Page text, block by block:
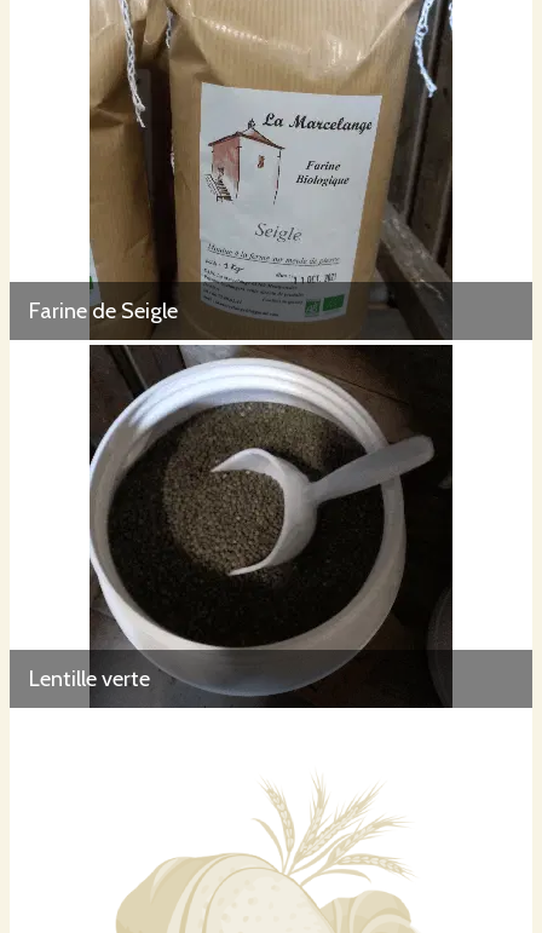
Farine de Seigle
Lentille verte